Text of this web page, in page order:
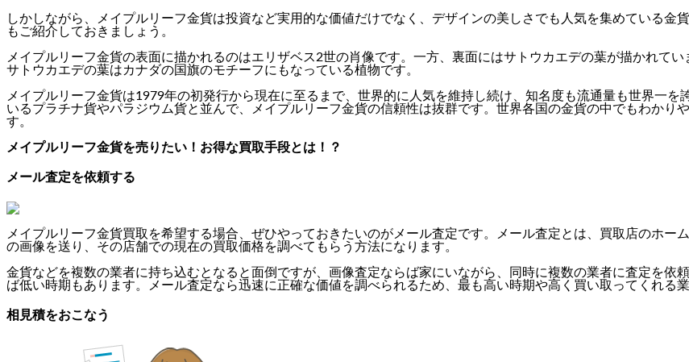
しかしながら、メイプルリーフ金貨は投資など実用的な価値だけでなく、デザインの美しさでも人気を集めている金
もご紹介しておきましょう。
メイプルリーフ金貨の表面に描かれるのはエリザベス2世の肖像です。一方、裏面にはサトウカエデの葉が描かれて
サトウカエデの葉はカナダの国旗のモチーフにもなっている植物です。
メイプルリーフ金貨は1979年の初発行から現在に至るまで、世界的に人気を維持し続け、知名度も流通量も世界一
いるプラチナ貨やパラジウム貨と並んで、メイプルリーフ金貨の信頼性は抜群です。世界各国の金貨の中でもわかり
す。
メイプルリーフ金貨を売りたい！お得な買取手段とは！？
メール査定を依頼する
メイプルリーフ金貨買取を希望する場合、 ぜひやっておきたいのがメール査定です。メール査定とは、買取店のホー
の画像を送り、その店舗での現在の買取価格を調べてもらう方法になります。
金貨などを複数の業者に持ち込むとなると面倒ですが、画像査定ならば家にいながら、同時に複数の業者に査定を依
ば低い時期もあります。メール査定なら迅速に正確な価値を調べられるため、最も高い時期や高く買い取ってくれる
相見積をおこなう